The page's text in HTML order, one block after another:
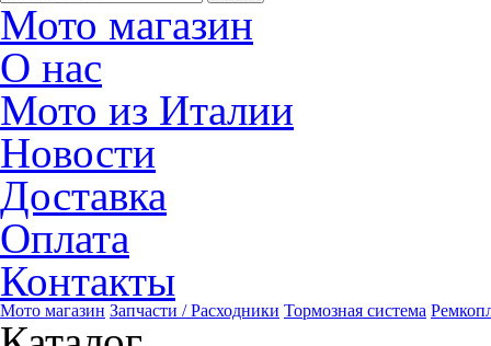
Мото магазин
О нас
Мото из Италии
Новости
Доставка
Оплата
Контакты
Мото магазин Запчасти / Расходники Тормозная система